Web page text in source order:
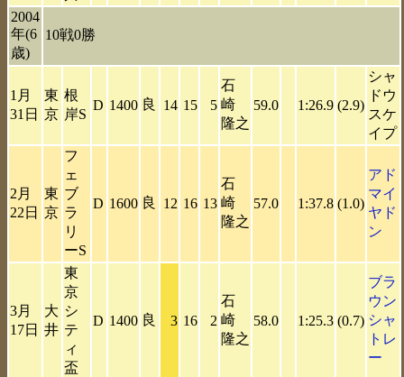
2004
年(6
歳)
10戦0勝
1月
31日
東
京
根
岸S
D 1400 良 14 15 5
石
崎
隆之
59.0 1:26.9 (2.9)
シャ
ドウ
スケ
イプ
2月
22日
東
京
フ
ェ
ブ
ラ
リ
ーS
D 1600 良 12 16 13
石
崎
隆之
57.0 1:37.8 (1.0)
アド
マイ
ヤド
ン
3月
17日
大
井
東
京
シ
テ
ィ
盃
D 1400 良 3 16 2
石
崎
隆之
58.0 1:25.3 (0.7)
ブラ
ウン
シャ
トレ
ー